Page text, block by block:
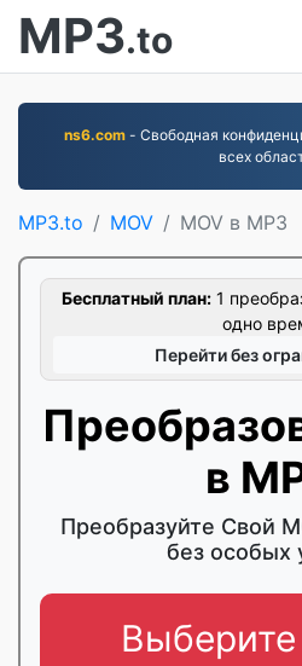
MP3.to
ns6.com- Свободная
всех
MP3.to MOV MOV в MP3
Бесплатный план: 1
одно
Перейти без
в
Преобразуйте Свой
без особых